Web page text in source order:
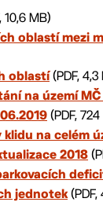
10,6 MB)
oblastí mezi
oblastí(PDF, 4,3
na území MČ
(PDF,
na celém
2018
jednotek(PDF,